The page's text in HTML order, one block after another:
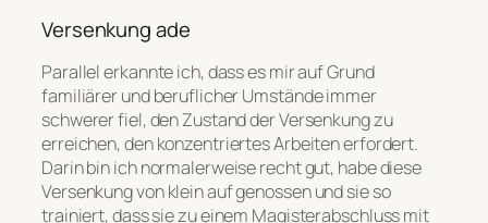
Versenkung ade
Parallel erkannte ich, dass es mir auf Grund
familiärer und beruflicher Umstände immer
schwerer fiel, den Zustand der Versenkung zu
erreichen, den konzentriertes Arbeiten erfordert.
Darin bin ich normalerweise recht gut, habe diese
Versenkung von klein auf genossen und sie so
trainiert, dass sie zu einem Magisterabschluss mit